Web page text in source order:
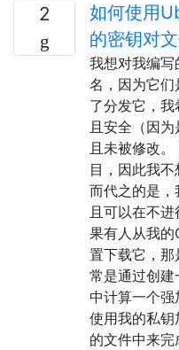
2
如何使用
的密钥对
我想对我编
名，因为它
了分发它，
且安全（因
且未被修改
目，因此我
而代之的是
且可以在不
果有人从我
置下载它，那
常是通过创
中计算一个强
使用我的私
的文件中来